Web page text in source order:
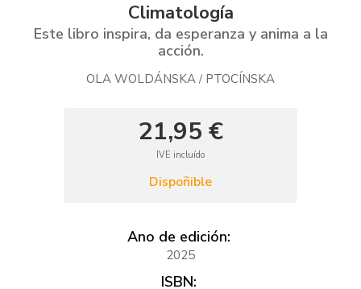
Climatología
Este libro inspira, da esperanza y anima a la
acción.
OLA WOLDÁNSKA / PTOCÍNSKA
21,95 €
IVE incluído
Dispoñible
Ano de edición:
2025
ISBN: